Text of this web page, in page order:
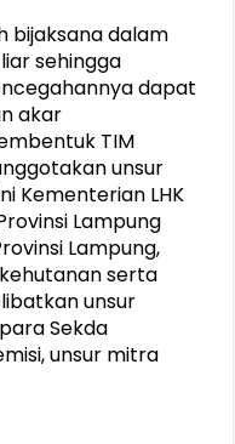
bijaksana dalam
sehingga
dapat
akar
TIM
unsur
Kementerian LHK
Lampung
Lampung,
serta
unsur
Sekda
unsur mitra